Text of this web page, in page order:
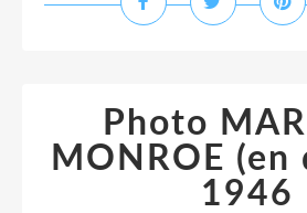
Photo
MONROE (en
1946